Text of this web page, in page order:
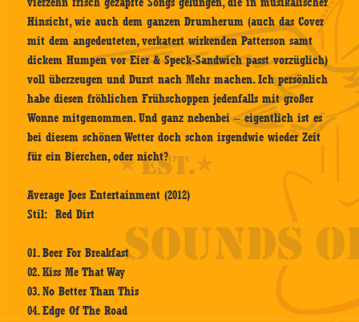
Hinsicht, wie auch dem ganzen Drumherum (auch das Cover
mit dem angedeuteten, verkatert wirkenden Patterson samt
dickem Humpen vor Eier & Speck-Sandwich passt vorzüglich)
voll überzeugen und Durst nach Mehr machen. Ich persönlich
habe diesen fröhlichen Frühschoppen jedenfalls mit großer
Wonne mitgenommen. Und ganz nebenbei – eigentlich ist es
bei diesem schönen Wetter doch schon irgendwie wieder Zeit
für ein Bierchen, oder nicht?
Average Joes Entertainment (2012)
Stil: Red Dirt
01. Beer For Breakfast
02. Kiss Me That Way
03. No Better Than This
04. Edge Of The Road